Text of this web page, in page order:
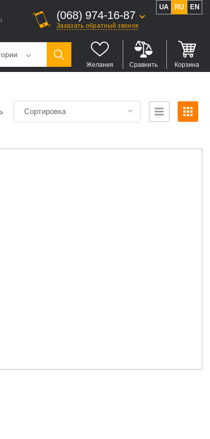
(068) 974-16-87
Заказать обратный звонок
UA RU EN
Желания Сравнить Корзина
Сортировка